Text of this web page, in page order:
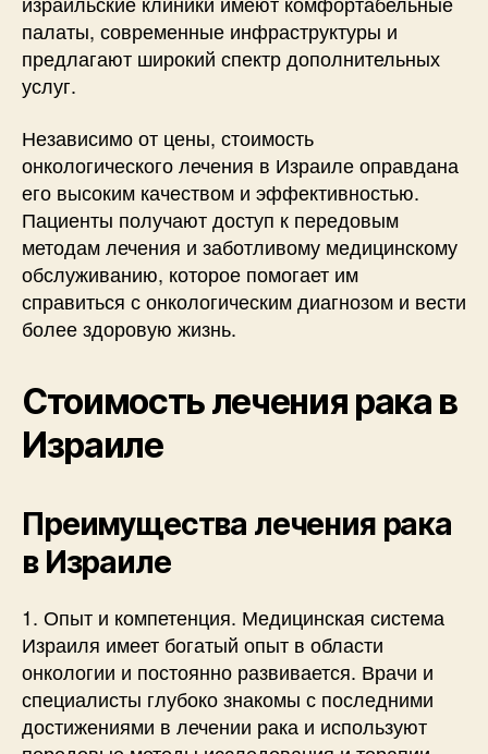
палаты, современные инфраструктуры и
предлагают широкий спектр дополнительных
услуг.
Независимо от цены, стоимость
онкологического лечения в Израиле оправдана
его высоким качеством и эффективностью.
Пациенты получают доступ к передовым
методам лечения и заботливому медицинскому
обслуживанию, которое помогает им
справиться с онкологическим диагнозом и вести
более здоровую жизнь.
Стоимость лечения рака в
Израиле
Преимущества лечения рака
в Израиле
1. Опыт и компетенция. Медицинская система
Израиля имеет богатый опыт в области
онкологии и постоянно развивается. Врачи и
специалисты глубоко знакомы с последними
достижениями в лечении рака и используют